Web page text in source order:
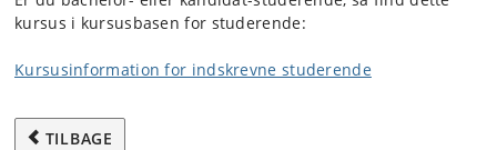
kursus i kursusbasen for studerende:
Kursusinformation for indskrevne studerende
TILBAGE